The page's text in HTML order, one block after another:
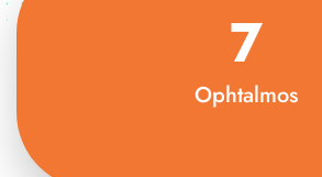
7
Ophtalmos